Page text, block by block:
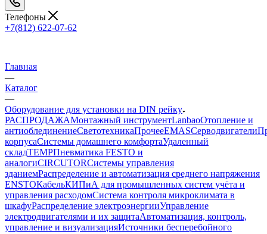
Телефоны
+7(812) 622-07-62
Главная
—
Каталог
—
Оборудование для установки на DIN рейку
РАСПРОДАЖАМонтажный инструментLanbaoОтопление и
антиоблединениеСветотехникаПрочееEMASCерводвигатели
корпусаСистемы домашнего комфортаУдаленный
складTEMPПневматика FESTO и
аналогиCIRCUTORСистемы управления
зданиемРаспределение и автоматизация среднего напряжения
ENSTOКабельКИПиА для промышленных систем учёта и
управления расходомСистема контроля микроклимата в
шкафуРаспределение электроэнергииУправление
электродвигателями и их защитаАвтоматизация, контроль,
управление и визуализацияИсточники бесперебойного